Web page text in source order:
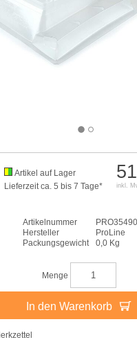
inkl.
Artikel auf Lager
Lieferzeit ca. 5 bis 7 Tage*
Artikelnummer
Hersteller
ProLine
Packungsgewicht
0,0 Kg
Menge
In den Warenkorb